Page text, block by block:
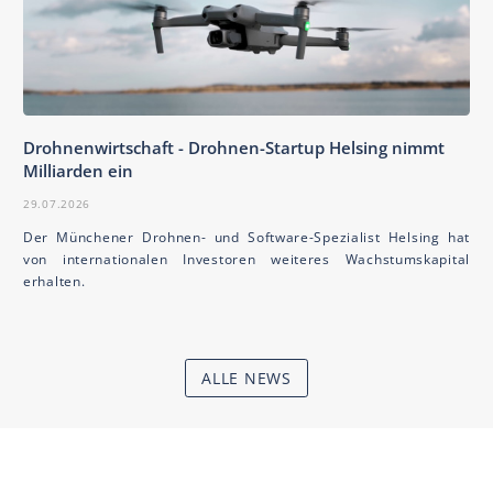
Drohnenwirtschaft - Drohnen-Startup Helsing nimmt
Milliarden ein
29.07.2026
Der Münchener Drohnen- und Software-Spezialist Helsing hat
von internationalen Investoren weiteres Wachstumskapital
erhalten.
ALLE NEWS